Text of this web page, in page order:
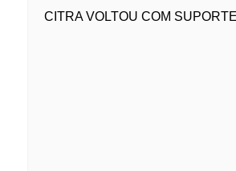
CITRA VOLTOU COM